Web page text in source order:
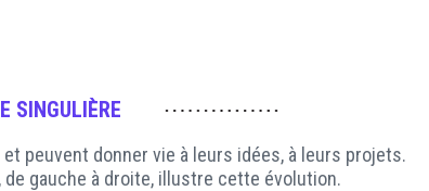
SINGULIÈRE
peuvent donner vie à leurs idées, à leurs projets.
gauche à droite, illustre cette évolution.